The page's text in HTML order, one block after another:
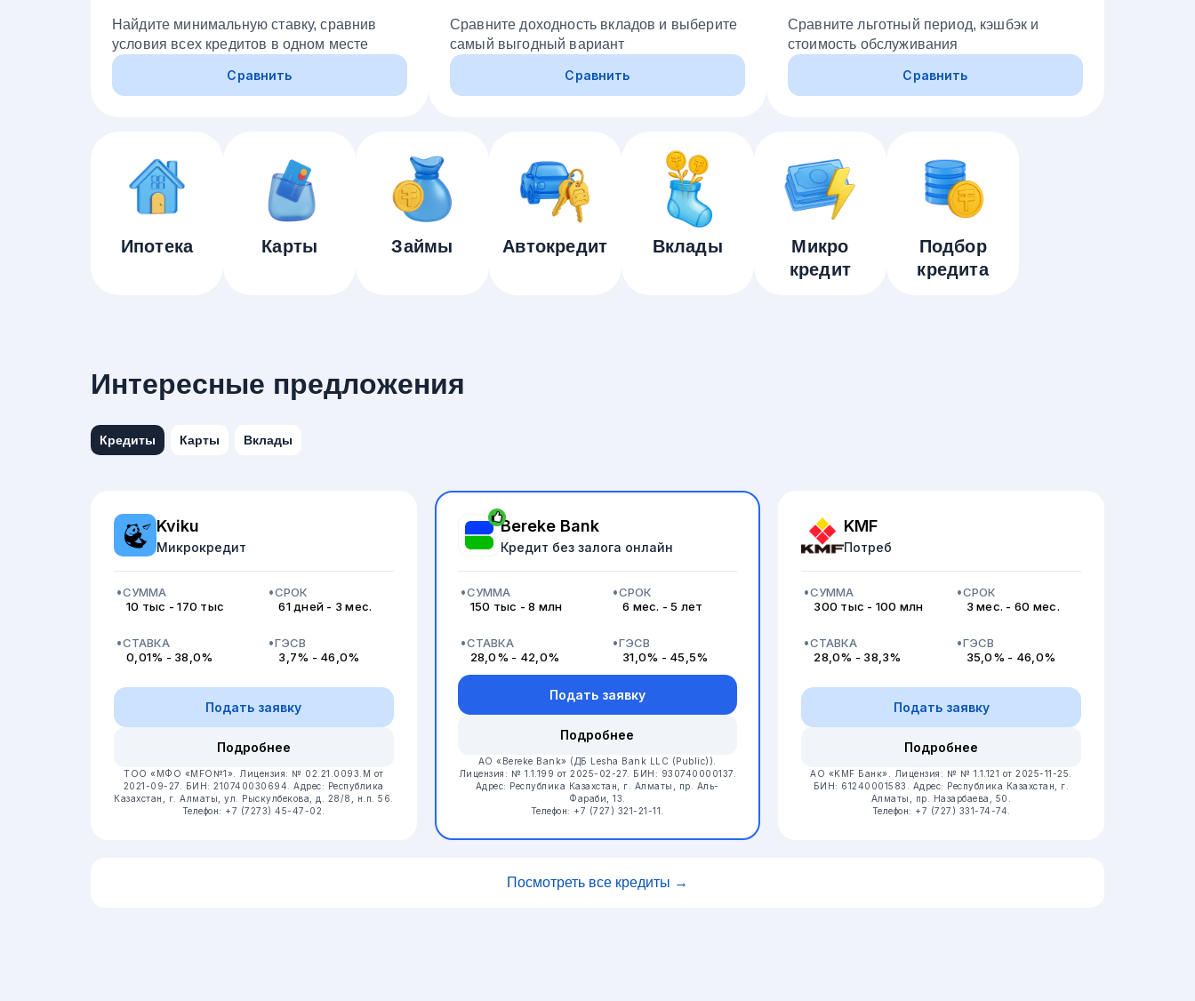
Найдите минимальную ставку, сравнив
условия всех кредитов в одном месте
Сравнить
Сравните доходность вкладов и выберите
самый выгодный вариант
Сравнить
Сравните льготный период, кэшбэк и
стоимость обслуживания
Сравнить
Ипотека Карты Займы Автокредит Вклады
Микро
кредит
Подбор
кредита
Интересные предложения
Кредиты Карты Вклады
Kviku
Микрокредит
СУММА
10 тыс - 170 тыс
СРОК
61 дней - 3 мес.
СТАВКА
0,01% - 38,0%
ГЭСВ
3,7% - 46,0%
Подать заявку
Подробнее
ТОО «МФО «MFO№1». Лицензия: № 02.21.0093.М от
2021-09-27. БИН: 210740030694. Адрес: Республика
Казахстан, г. Алматы, ул. Рыскулбекова, д. 28/8, н.п. 56.
Телефон: +7 (7273) 45-47-02.
Bereke Bank
Кредит без залога онлайн
СУММА
150 тыс - 8 млн
СРОК
6 мес. - 5 лет
СТАВКА
28,0% - 42,0%
ГЭСВ
31,0% - 45,5%
Подать заявку
Подробнее
АО «Bereke Bank» (ДБ Lesha Bank LLC (Public)).
Лицензия: № 1.1.199 от 2025-02-27. БИН: 930740000137.
Адрес: Республика Казахстан, г. Алматы, пр. Аль-
Фараби, 13.
Телефон: +7 (727) 321-21-11.
KMF
Потреб
СУММА
300 тыс - 100 млн
СРОК
3 мес. - 60 мес.
СТАВКА
28,0% - 38,3%
ГЭСВ
35,0% - 46,0%
Подать заявку
Подробнее
АО «KMF Банк». Лицензия: № № 1.1.121 от 2025-11-25.
БИН: 61240001583. Адрес: Республика Казахстан, ​г.
Алматы, пр. Назарбаева, 50.
Телефон: +7 (727) 331-74-74.
Посмотреть все кредиты →